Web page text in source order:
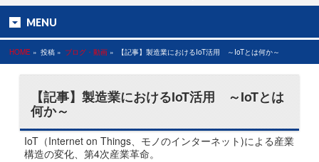
MENU
HOME » 投稿 » ブログ・動画 » 【記事】製造業におけるIoT活用 ～IoTとは何か～
【記事】製造業におけるIoT活用 ～IoTとは
何か～
IoT（Internet on Things、モノのインターネット)による産業
構造の変化、第4次産業革命。